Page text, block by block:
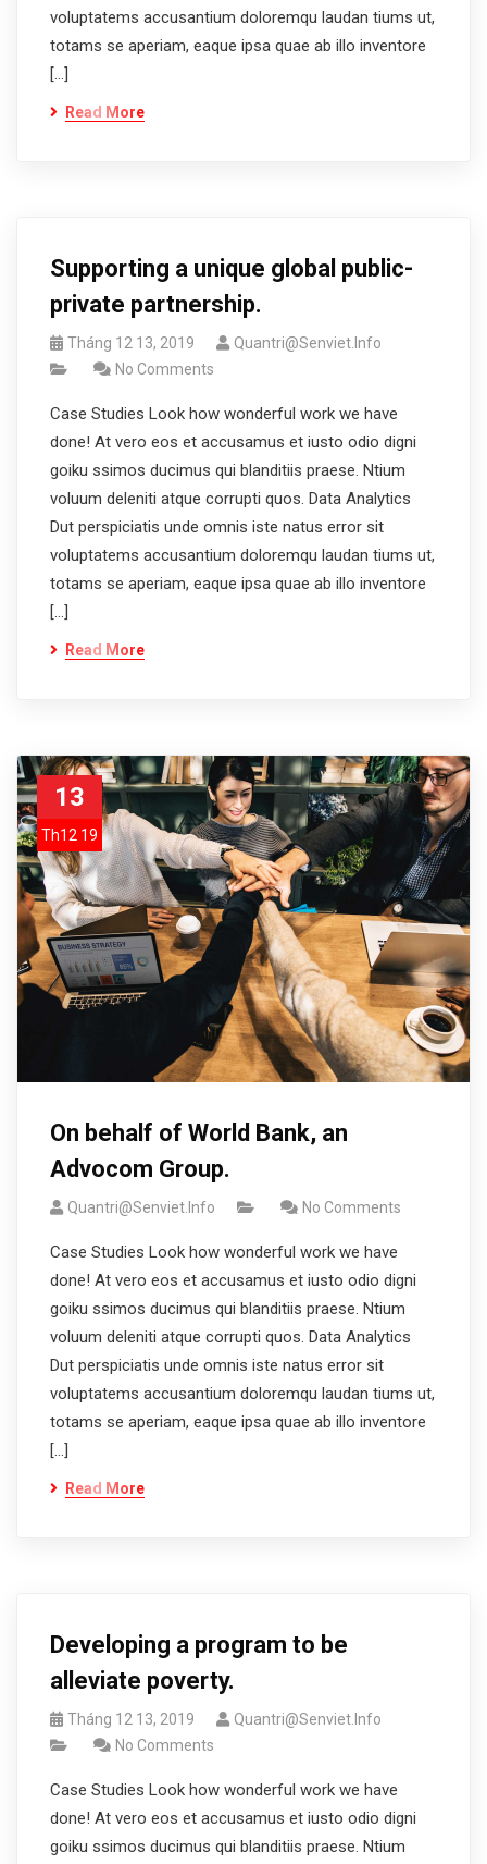
voluptatems accusantium doloremqu laudan tiums ut,
totams se aperiam, eaque ipsa quae ab illo inventore
[…]
Read More
Supporting a unique global public-
private partnership.
Tháng 12 13, 2019
Quantri@senviet.info
No Comments
Case Studies Look how wonderful work we have
done! At vero eos et accusamus et iusto odio digni
goiku ssimos ducimus qui blanditiis praese. Ntium
voluum deleniti atque corrupti quos. Data Analytics
Dut perspiciatis unde omnis iste natus error sit
voluptatems accusantium doloremqu laudan tiums ut,
totams se aperiam, eaque ipsa quae ab illo inventore
[…]
Read More
13
Th12 19
On behalf of World Bank, an
Advocom Group.
Quantri@senviet.info No Comments
Case Studies Look how wonderful work we have
done! At vero eos et accusamus et iusto odio digni
goiku ssimos ducimus qui blanditiis praese. Ntium
voluum deleniti atque corrupti quos. Data Analytics
Dut perspiciatis unde omnis iste natus error sit
voluptatems accusantium doloremqu laudan tiums ut,
totams se aperiam, eaque ipsa quae ab illo inventore
[…]
Read More
Developing a program to be
alleviate poverty.
Tháng 12 13, 2019
Quantri@senviet.info
No Comments
Case Studies Look how wonderful work we have
done! At vero eos et accusamus et iusto odio digni
goiku ssimos ducimus qui blanditiis praese. Ntium